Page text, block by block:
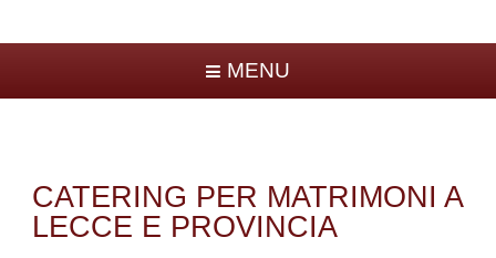
MENU
CATERING PER MATRIMONI A
LECCE E PROVINCIA